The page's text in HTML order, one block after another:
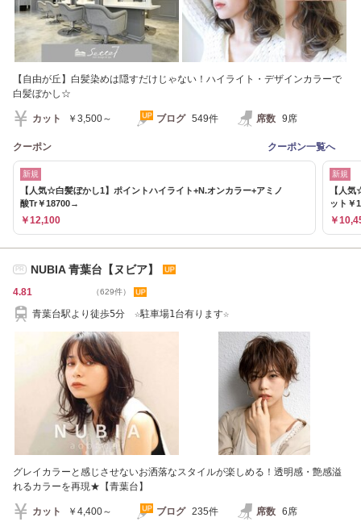
【自由が丘】白髪染めは隠すだけじゃない！ハイライト・デザインカラーで
白髪ぼかし☆
カット ￥3,500～ ブログ 549件 席数 9席
クーポン クーポン一覧へ
新規
【人気☆白髪ぼかし1】ポイントハイライト+N.オンカラー+アミノ
酸Tr￥18700→
￥12,100
新規
【人
ット￥
￥
PR NUBIA 青葉台【ヌビア】
4.81 （629件）
青葉台駅より徒歩5分 ☆駐車場1台有ります☆
グレイカラーと感じさせないお洒落なスタイルが楽しめる！透明感・艶感溢
れるカラーを再現★【青葉台】
カット ￥4,400～ ブログ 235件 席数 6席